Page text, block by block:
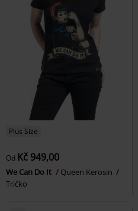
Plus Size
Od Kč 949,00
We Can Do It
Queen Kerosin
Tričko